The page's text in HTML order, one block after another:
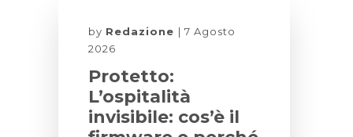
by Redazione
7 Agosto
2026
Protetto:
L’ospitalità
invisibile: cos’è il